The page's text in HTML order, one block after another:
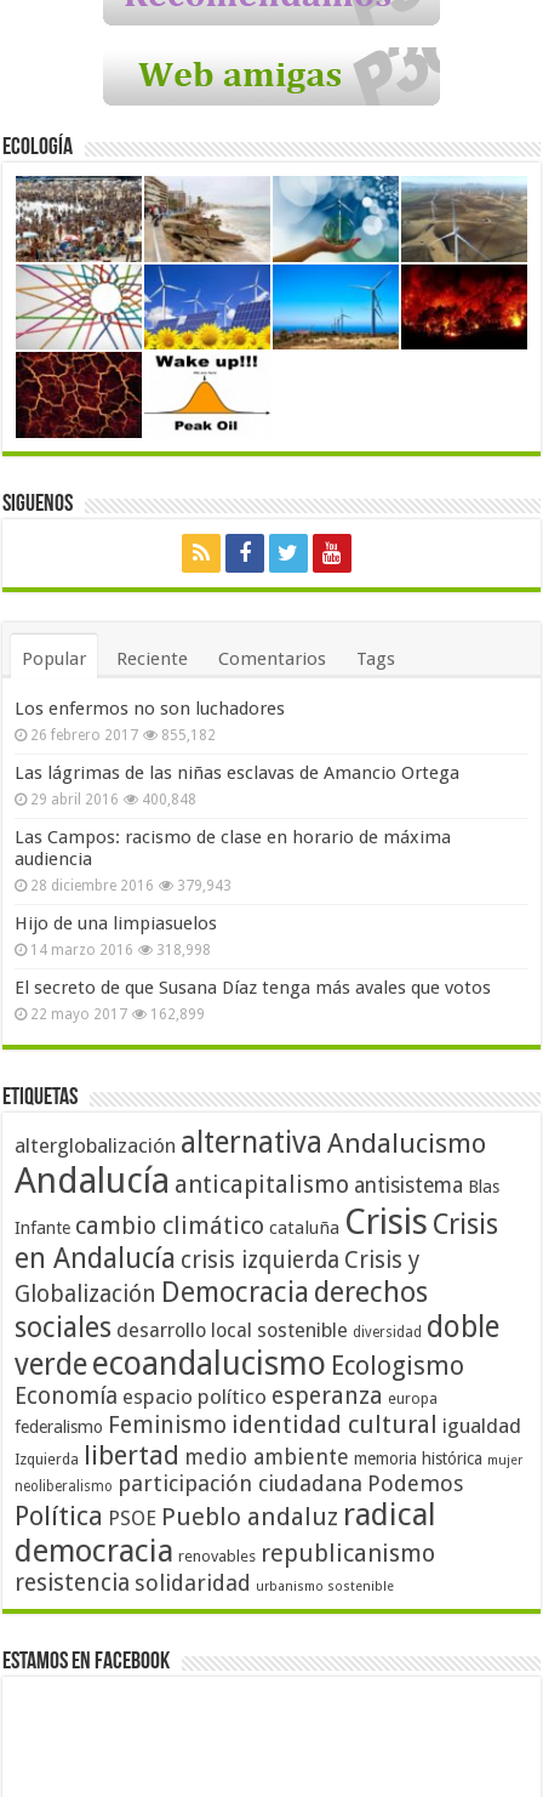
Ecología
Siguenos
Popular Reciente Comentarios Tags
Los enfermos no son luchadores
26 febrero 2017 855,182
Las lágrimas de las niñas esclavas de Amancio Ortega
29 abril 2016 400,848
Las Campos: racismo de clase en horario de máxima
audiencia
28 diciembre 2016 379,943
Hijo de una limpiasuelos
14 marzo 2016 318,998
El secreto de que Susana Díaz tenga más avales que votos
22 mayo 2017 162,899
Etiquetas
alterglobalización alternativa Andalucismo
Andalucía anticapitalismo antisistema Blas
Infante cambio climático cataluña Crisis Crisis
en Andalucía crisis izquierda Crisis y
Globalización Democracia derechos
sociales desarrollo local sostenible diversidad doble
verdeecoandalucismo Ecologismo
Economía espacio político esperanza europa
federalismo Feminismo identidad cultural igualdad
Izquierda libertad medio ambiente memoria histórica mujer
neoliberalismo participación ciudadana Podemos
Política PSOE Pueblo andaluz radical
democracia renovables republicanismo
resistencia solidaridad urbanismo sostenible
Estamos en Facebook